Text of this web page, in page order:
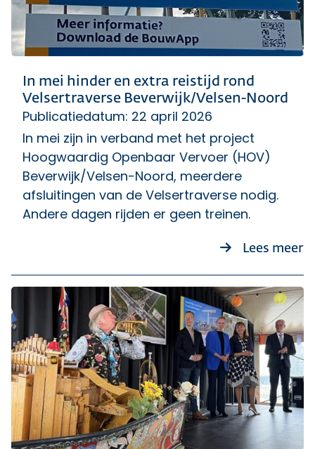
In mei hinder en extra reistijd rond
Velsertraverse Beverwijk/Velsen-Noord
Publicatiedatum: 22 april 2026
In mei zijn in verband met het project
Hoogwaardig Openbaar Vervoer (HOV)
Beverwijk/Velsen-Noord, meerdere
afsluitingen van de Velsertraverse nodig.
Andere dagen rijden er geen treinen.
Lees meer